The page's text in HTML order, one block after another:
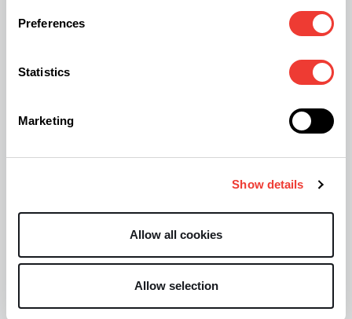
Preferences
Statistics
Marketing
Show details
Allow all cookies
Allow selection
cisa, a jednocześnie łatwiejszą w uprawie. Celem
było rozwiązanie problemu niedoboru taksolu i
taksotera. Dwóch cząsteczek niezbędnych w
chemioterapii, których naturalne stężenie w
cisach jest zbyt niskie, a produkcja kosztowna i
Innym podejściem jest przekierowanie
metabolizmu trichomów w taki sposób, aby
wytwarzały zupełnie nowe związki lub nawet
wydzielały je bezpośrednio na powierzchnię liści.
Manipulacje te niosą jednak ryzyko. Nadmierna
ekspresja genów czy zakłócenia metaboliczne